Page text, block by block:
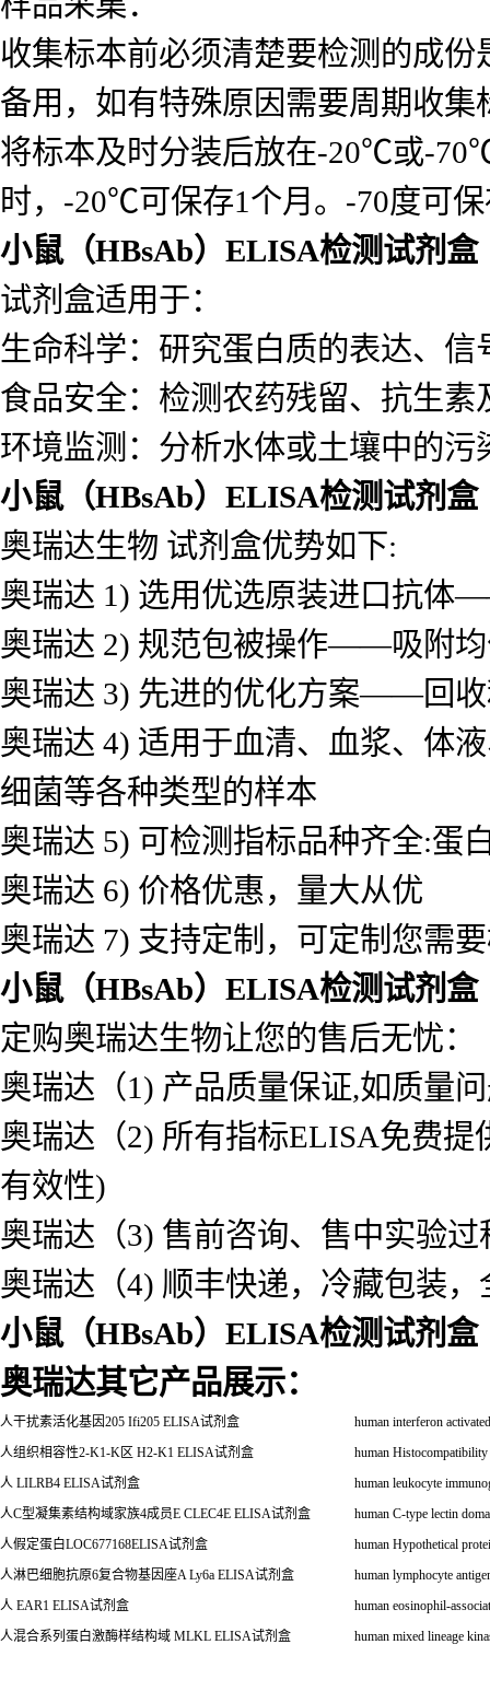
收集标本前必须清楚要检测的成
备用，如有特殊原因需要周期收集
将标本及时分装后放在-20℃或-
时，-20℃可保存1个月。-70度可
小鼠（HBsAb）ELISA检测试剂盒
试剂盒适用于：
生命科学：研究蛋白质的表达、信
食品安全：检测农药残留、抗生素
环境监测：分析水体或土壤中的
小鼠（HBsAb）ELISA检测试剂盒
奥瑞达生物 试剂盒优势如下:
奥瑞达 1) 选用优选原装进口抗体
奥瑞达 2) 规范包被操作——吸附
奥瑞达 3) 先进的优化方案——回
奥瑞达 4) 适用于血清、血浆、体
细菌等各种类型的样本
奥瑞达 5) 可检测指标品种齐全:蛋
奥瑞达 6) 价格优惠，量大从优
奥瑞达 7) 支持定制，可定制您需
小鼠（HBsAb）ELISA检测试剂盒
定购奥瑞达生物让您的售后无忧：
奥瑞达（1) 产品质量保证,如质量
奥瑞达（2) 所有指标ELISA免费
有效性)
奥瑞达（3) 售前咨询、售中实验
奥瑞达（4) 顺丰快递，冷藏包装，
小鼠（HBsAb）ELISA检测试剂盒
奥瑞达其它产品展示：
人干扰素活化基因205 Ifi205 ELISA试剂盒
human interferon
人组织相容性2-K1-K 区 H2-K1 ELISA试剂盒
human
人 LILRB4 ELISA试剂盒
human leukocyte
人C型凝集素结构域家族4成员E CLEC4E ELISA试剂盒
human C-type lectin
人假定蛋白LOC677168ELISA试剂盒
human Hypothetical
人淋巴细胞抗原6复合物基因座A Ly6a ELISA试剂盒
human lymphocyte
人 EAR1 ELISA试剂盒
human eosinophil-
人混合系列蛋白激酶样结构域 MLKL ELISA试剂盒 human mixed lineage